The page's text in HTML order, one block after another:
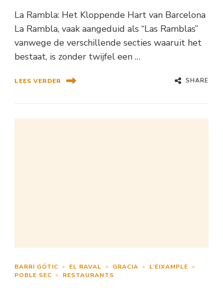
La Rambla: Het Kloppende Hart van Barcelona
La Rambla, vaak aangeduid als “Las Ramblas”
vanwege de verschillende secties waaruit het
bestaat, is zonder twijfel een …
LEES VERDER SHARE
BARRI GÓTIC EL RAVAL GRACIA
L’EIXAMPLE
POBLE SEC
RESTAURANTS